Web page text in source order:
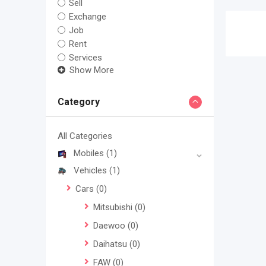
Sell
Exchange
Job
Rent
Services
Show More
Category
All Categories
Mobiles (1)
Vehicles (1)
Cars (0)
Mitsubishi (0)
Daewoo (0)
Daihatsu (0)
FAW (0)